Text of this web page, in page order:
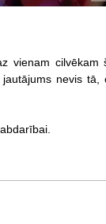
vienam cilvēkam
nevis tā,